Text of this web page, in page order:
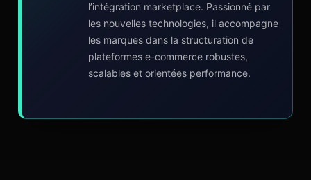
l’intégration marketplace. Passionné par
les nouvelles technologies, il accompagne
les marques dans la structuration de
plateformes e-commerce robustes,
scalables et orientées performance.